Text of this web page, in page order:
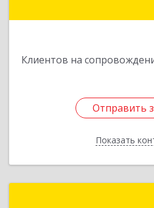
Клиентов на
Отправить
Показать
Отправить
Назад